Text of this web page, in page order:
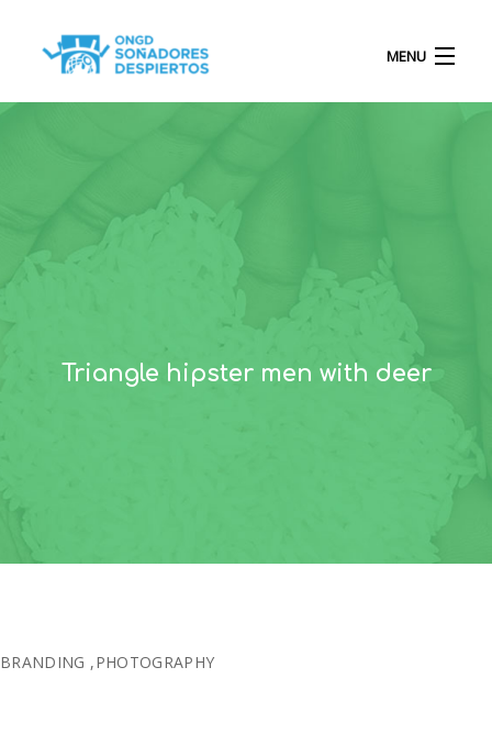
MENU
QUIÉNES SOMOS
PROYECTOS
Triangle hipster men with deer
BRANDING ,PHOTOGRAPHY